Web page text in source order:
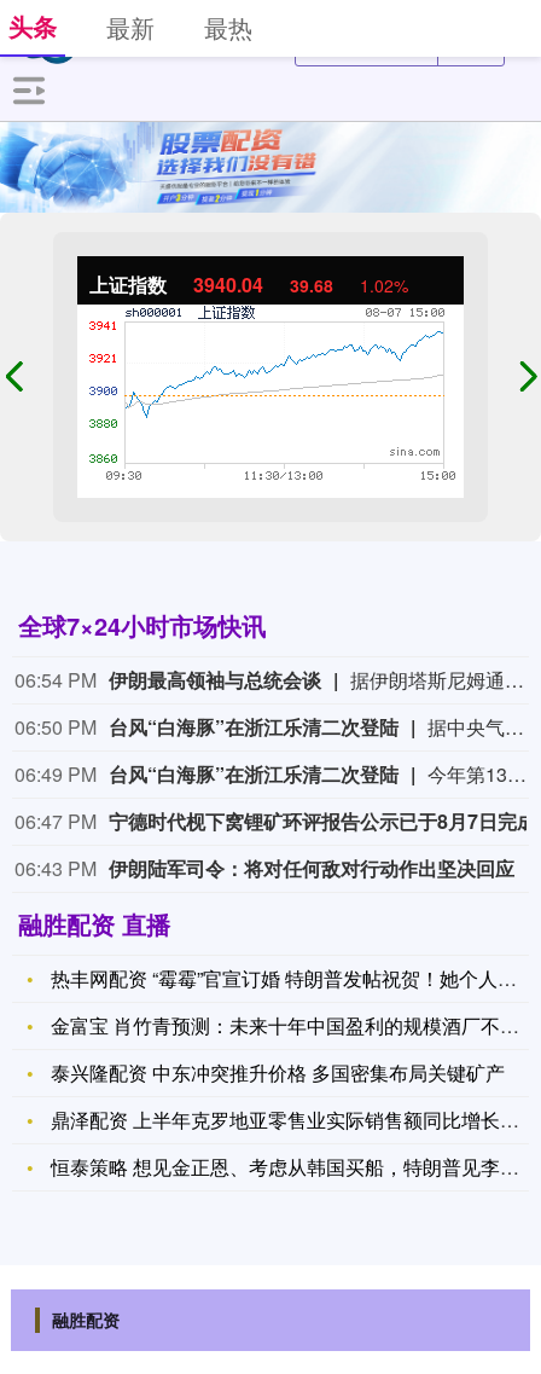
上证指数 3940.04 39.68 1.02%
全球7×24小时市场快讯
06:54 PM 伊朗最高领袖与总统会谈
据伊朗塔斯尼姆通讯社今天（8月9日）报道，伊朗总统佩泽希齐扬与伊朗最高领袖、武装力量最高统帅穆杰塔巴·哈梅内伊举行会谈。双方就伊朗当前经济和军事等问题交换意见，重点讨论保障民众基本生活需求、当前冲突局势及未来形势、军事领域最新进展，以及本币、外汇和能源资源的筹措与使用管理等问题。双方还就伊朗与外国开展经济合作等议题进行了讨论。（CCTV国际时讯）
06:50 PM 台风“白海豚”在浙江乐清二次登陆
据中央气象台消息，今年第13号台风“白海豚”的中心已于今天（9日）下午18点40分前后在浙江省温州乐清市翁垟街道沿海再次登陆，登陆时中心附近最大风力有13级（38米/秒），中心最低气压为950百帕。
06:49 PM 台风“白海豚”在浙江乐清二次登陆
今年第13号台风“白海豚”的中心在浙江乐清二次登陆。（央视新闻）
06:47 PM
06:43 PM 伊朗陆军司令：将对任何敌对行动作出坚决回应
融胜配资 直播
热丰网配资 “霉霉”官宣订婚 特朗普发帖祝贺！她个人财富已达
金富宝 肖竹青预测：未来十年中国盈利的规模酒厂不超过100
泰兴隆配资 中东冲突推升价格 多国密集布局关键矿产
鼎泽配资 上半年克罗地亚零售业实际销售额同比增长4.4%
恒泰策略 想见金正恩、考虑从韩国买船，特朗普见李在明都说了什
融胜配资
头条 最新 最热